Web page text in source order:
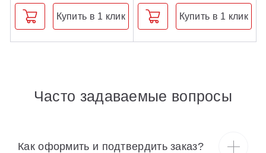
Купить в 1 клик Купить в 1 клик
Часто задаваемые вопросы
Как оформить и подтвердить заказ?